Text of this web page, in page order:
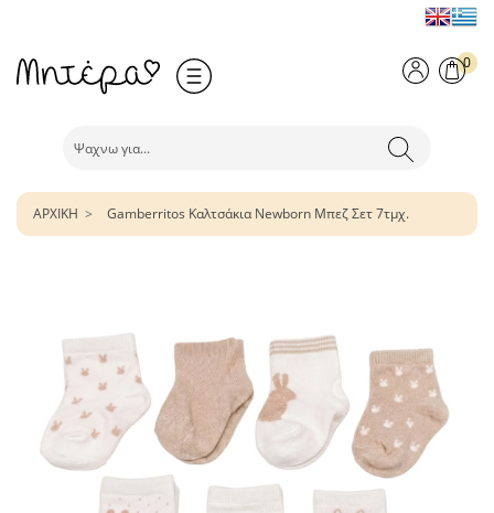
0
ΑΡΧΙΚΗ Gamberritos Καλτσάκια Newborn Μπεζ Σετ 7τμχ.